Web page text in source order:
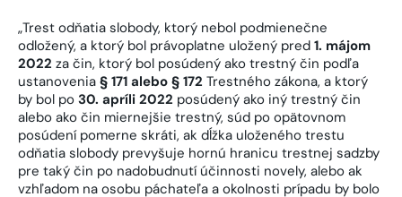
„Trest odňatia slobody, ktorý nebol podmienečne
odložený, a ktorý bol právoplatne uložený pred 1. májom
2022 za čin, ktorý bol posúdený ako trestný čin podľa
ustanovenia § 171 alebo § 172 Trestného zákona, a ktorý
by bol po 30. apríli 2022 posúdený ako iný trestný čin
alebo ako čin miernejšie trestný, súd po opätovnom
posúdení pomerne skráti, ak dĺžka uloženého trestu
odňatia slobody prevyšuje hornú hranicu trestnej sadzby
pre taký čin po nadobudnutí účinnosti novely, alebo ak
vzhľadom na osobu páchateľa a okolnosti prípadu by bolo